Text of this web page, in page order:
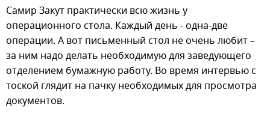
Самир Закут практически всю жизнь у
операционного стола. Каждый день - одна-две
операции. А вот письменный стол не очень любит –
за ним надо делать необходимую для заведующего
отделением бумажную работу. Во время интервью с
тоской глядит на пачку необходимых для просмотра
документов.